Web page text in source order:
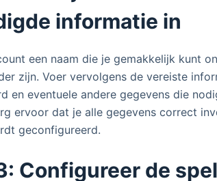
informatie in
een naam die je gemakkelijk kunt
zijn. Voer vervolgens de vereiste
en eventuele andere gegevens die
ervoor dat je alle gegevens correct
geconfigureerd.
Configureer de